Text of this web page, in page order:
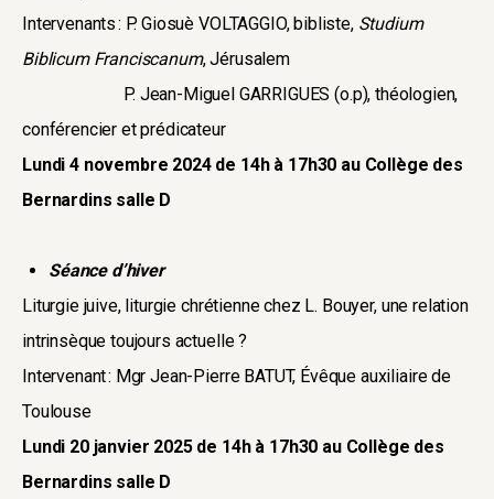
Intervenants : P. Giosuè VOLTAGGIO, bibliste, Studium
Biblicum Franciscanum, Jérusalem
P. Jean-Miguel GARRIGUES (o.p), théologien,
conférencier et prédicateur
Lundi 4 novembre 2024 de 14h à 17h30 au Collège des
Bernardins salle D
Séance d’hiver
Liturgie juive, liturgie chrétienne chez L. Bouyer, une relation
intrinsèque toujours actuelle ?
Intervenant : Mgr Jean-Pierre BATUT, Évêque auxiliaire de
Toulouse
Lundi 20 janvier 2025 de 14h à 17h30 au Collège des
Bernardins salle D